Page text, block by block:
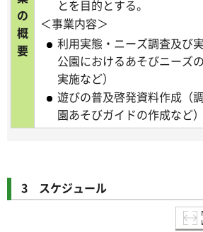
の
概
要
とを目的とする。
＜事業内容＞
利用実態・ニーズ調査及び
公園におけるあそびニーズ
実施など）
遊びの普及啓発資料作成（
園あそびガイドの作成など）
3 スケジュール